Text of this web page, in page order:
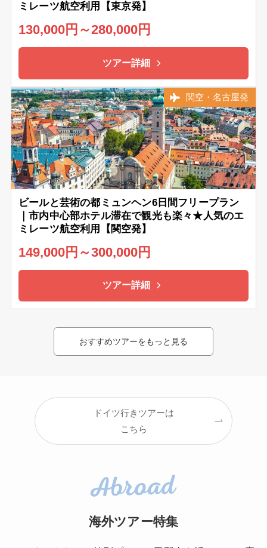
ミレーツ航空利用【東京発】
130,000円～280,000円
ツアー詳細
関空・名古屋発
ビールと芸術の都ミュンヘン6日間フリープラン
｜市内中心部ホテル滞在で観光も楽々★人気のエ
ミレーツ航空利用【関空発】
149,000円～300,000円
ツアー詳細
おすすめツアーをもっと見る
ドイツ行きツアーは
こちら
海外ツアー特集